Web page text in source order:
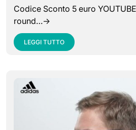
Codice Sconto 5 euro
round…->
LEGGI TUTTO